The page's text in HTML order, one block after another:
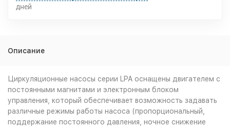
дней
Описание
Циркуляционные насосы серии LPA оснащены двигателем с
постоянными магнитами и электронным блоком
управления, который обеспечивает возможность задавать
различные режимы работы насоса (пропорциональный,
поддержание постоянного давления, ночное снижение